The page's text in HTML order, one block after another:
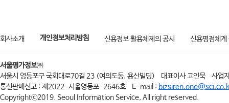
회사소개 개인정보처리방침 신용정보 활용체제의 공시 신용평점체계
서울평가정보㈜
서울시 영등포구 국회대로70길 23 (여의도동, 용산빌딩)
대표이사 고인묵
사업
통신판매신고 : 제2022-서울영등포-2646호
E-mail :
Copyrightⓒ2019. Seoul Information Service, All right reserved.